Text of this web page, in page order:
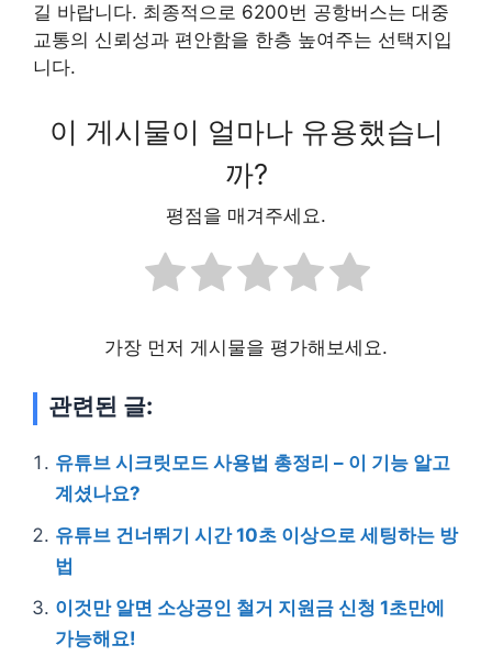
길 바랍니다. 최종적으로 6200번 공항버스는 대중
교통의 신뢰성과 편안함을 한층 높여주는 선택지입
니다.
이 게시물이 얼마나 유용했습니
까?
평점을 매겨주세요.
가장 먼저 게시물을 평가해보세요.
관련된 글:
유튜브 시크릿모드 사용법 총정리 – 이 기능 알고
계셨나요?
유튜브 건너뛰기 시간 10초 이상으로 세팅하는 방
법
이것만 알면 소상공인 철거 지원금 신청 1초만에
가능해요!